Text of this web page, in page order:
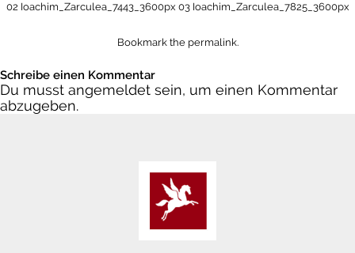
02 Ioachim_Zarculea_7443_3600px 03 Ioachim_Zarculea_7825_3600px
Bookmark the permalink.
Schreibe einen Kommentar
Du musst angemeldet sein, um einen Kommentar
abzugeben.